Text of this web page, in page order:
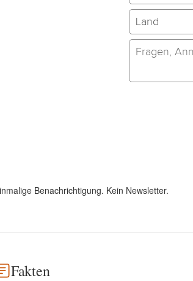
Benachrichtigung. Kein Newsletter.
Fakten